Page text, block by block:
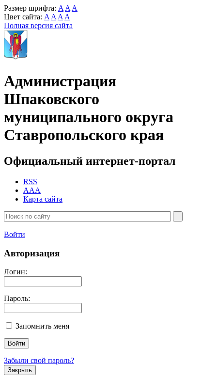
Размер шрифта: A A A
Цвет сайта: A A A A
Полная версия сайта
Администрация
Шпаковского
муниципального округа
Ставропольского края
Официальный интернет-портал
RSS
AAA
Карта сайта
Войти
Авторизация
Логин:
Пароль:
Запомнить меня
Забыли свой пароль?
Закрыть